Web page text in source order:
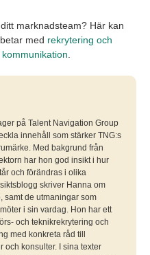
marknadsteam? Här kan
med rekrytering och
.
på Talent Navigation Group
innehåll som stärker TNG:s
Med bakgrund från
har hon god insikt i hur
och förändras i olika
skriver Hanna om
samt de utmaningar som
i sin vardag. Hon har ett
och teknikrekrytering och
med konkreta råd till
och konsulter. I sina texter